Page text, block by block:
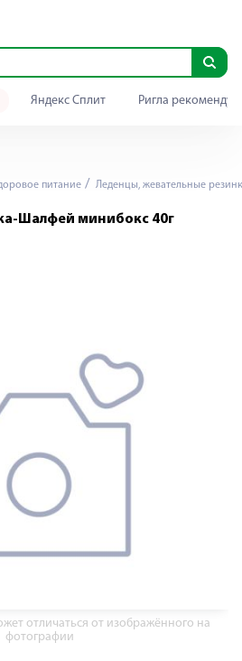
Яндекс Сплит Ригла
питание Леденцы, жевательные
Шалфей минибокс 40г
отличаться от изображённого на
фотографии